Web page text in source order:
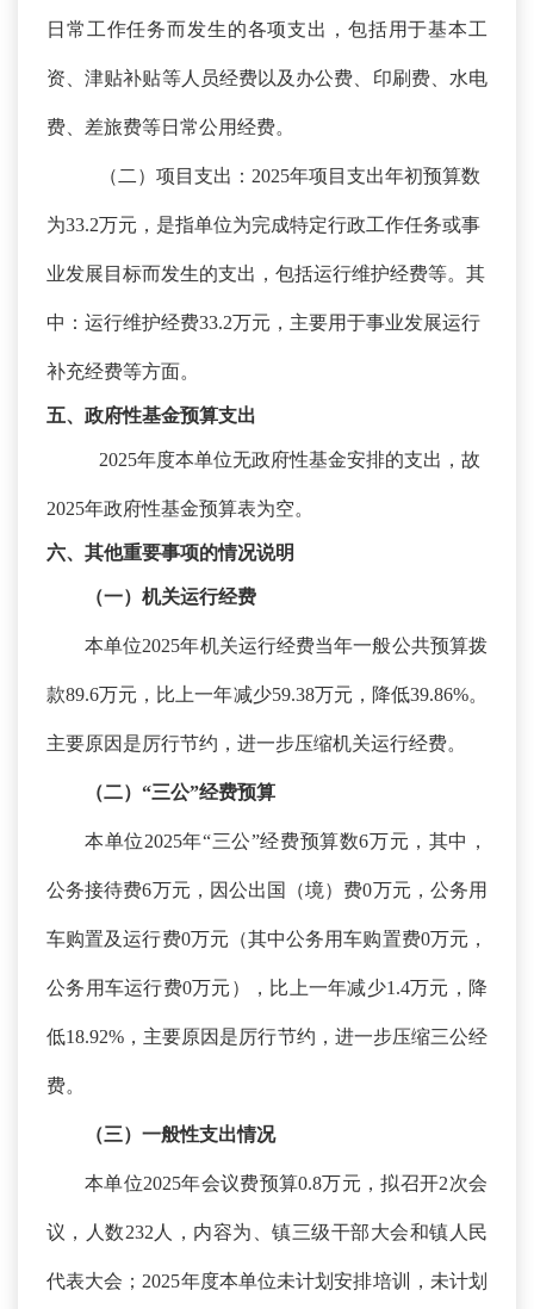
日常工作任务而发生的各项支出，包括用于基本工
资、津贴补贴等人员经费以及办公费、印刷费、水电
费、差旅费等日常公用经费。
（二）项目支出： 2025年项目支出年初预算数
为33.2万元，是指单位为完成特定行政工作任务或事
业发展目标而发生的支出，包括运行维护经费等。其
中：运行维护经费33.2万元，主要用于事业发展运行
补充经费等方面。
五、政府性基金预算支出
2025年度本单位无政府性基金安排的支出，故
2025年政府性基金预算表为空。
六、其他重要事项的情况说明
（一）机关运行经费
本单位2025年机关运行经费当年一般公共预算拨
款89.6万元，比上一年减少59.38万元，降低39.86%。
主要原因是厉行节约，进一步压缩机关运行经费。
（二） “三公”经费预算
本单位2025年“三公”经费预算数6万元，其中，
公务接待费6万元，因公出国（境）费0万元，公务用
车购置及运行费0万元（其中公务用车购置费0万元，
公务用车运行费0万元），比上一年减少1.4万元，降
低18.92%，主要原因是厉行节约，进一步压缩三公经
费。
（三）一般性支出情况
本单位2025年会议费预算0.8万元，拟召开2次会
议，人数232人，内容为、镇三级干部大会和镇人民
代表大会；2025年度本单位未计划安排培训，未计划